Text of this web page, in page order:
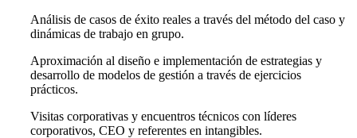
Análisis de casos de éxito reales a través del método del caso y
dinámicas de trabajo en grupo.
Aproximación al diseño e implementación de estrategias y
desarrollo de modelos de gestión a través de ejercicios
prácticos.
Visitas corporativas y encuentros técnicos con líderes
corporativos, CEO y referentes en intangibles.